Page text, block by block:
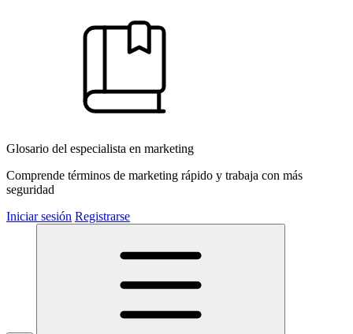
Glosario del especialista en marketing
Comprende términos de marketing rápido y trabaja con más
seguridad
Iniciar sesión Registrarse